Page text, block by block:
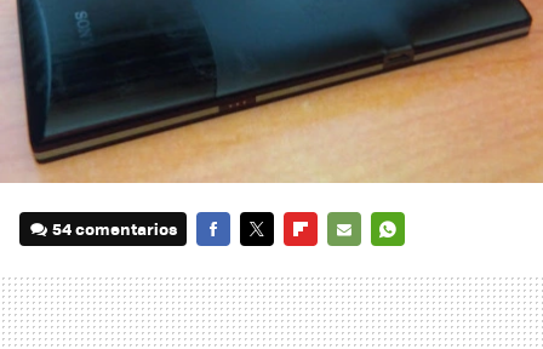
54 comentarios
MAIL